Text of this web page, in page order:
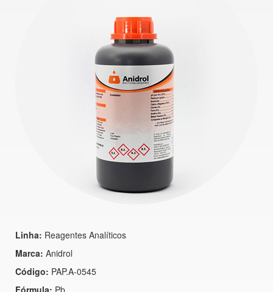
Linha: Reagentes Analíticos
Marca: Anidrol
Código: PAP.A-0545
Fórmula: Pb